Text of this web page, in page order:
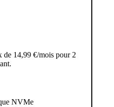
de 14,99 €/mois pour 2
NVMe